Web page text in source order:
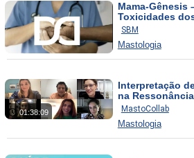
Mama-Gênesis
Toxicidades
SBM
Mastologia
01:38:09
Interpretação
na
Mamas
MastoCollab
Mastologia